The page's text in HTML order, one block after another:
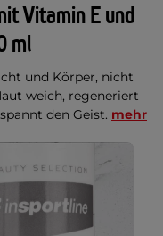
Vitamin E und
ml
und Körper, nicht
weich, regeneriert
den Geist. mehr